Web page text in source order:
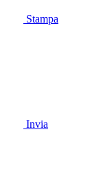
Stampa
Invia